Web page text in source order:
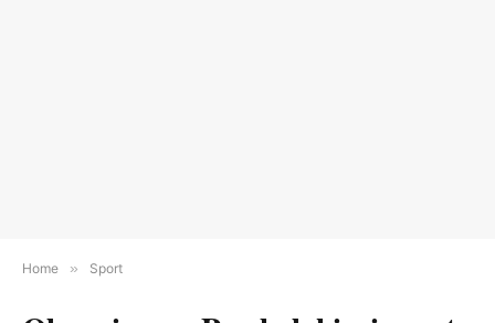
Home » Sport